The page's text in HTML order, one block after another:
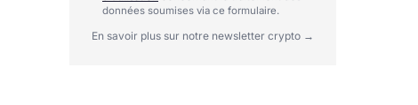
données soumises via ce formulaire.
En savoir plus sur notre newsletter crypto →